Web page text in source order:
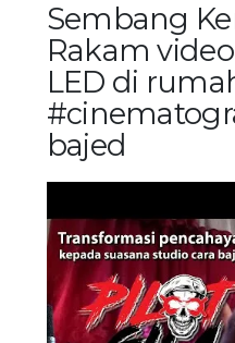
Sembang
Rakam
LED di
bajed